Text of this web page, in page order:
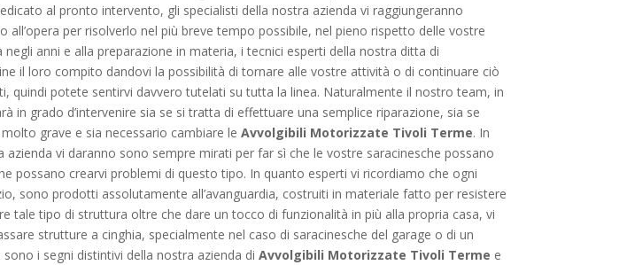
al pronto intervento, gli specialisti della nostra azienda vi raggiungeranno
per risolverlo nel più breve tempo possibile, nel pieno rispetto delle vostre
anni e alla preparazione in materia, i tecnici esperti della nostra ditta di
il loro compito dandovi la possibilità di tornare alle vostre attività o di continuare ciò
quindi potete sentirvi davvero tutelati su tutta la linea. Naturalmente il nostro team, in
in grado d’intervenire sia se si tratta di effettuare una semplice riparazione, sia se
grave e sia necessario cambiare leAvvolgibili Motorizzate Tivoli Terme. In
vi daranno sono sempre mirati per far sì che le vostre saracinesche possano
possano crearvi problemi di questo tipo. In quanto esperti vi ricordiamo che ogni
sono prodotti assolutamente all’avanguardia, costruiti in materiale fatto per resistere
tale tipo di struttura oltre che dare un tocco di funzionalità in più alla propria casa, vi
strutture a cinghia, specialmente nel caso di saracinesche del garage o di un
i segni distintivi della nostra azienda diAvvolgibili Motorizzate Tivoli Terme e